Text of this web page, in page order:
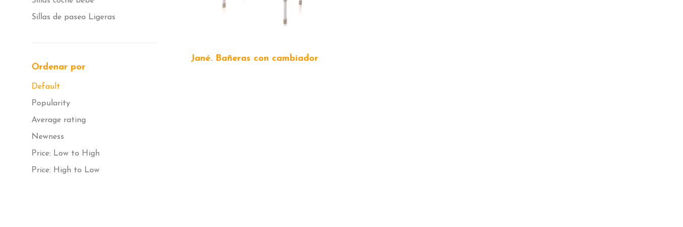
Sillas de paseo Ligeras
Ordenar por
Default
Popularity
Average rating
Newness
Price: Low to High
Price: High to Low
Jané. Bañeras con cambiador